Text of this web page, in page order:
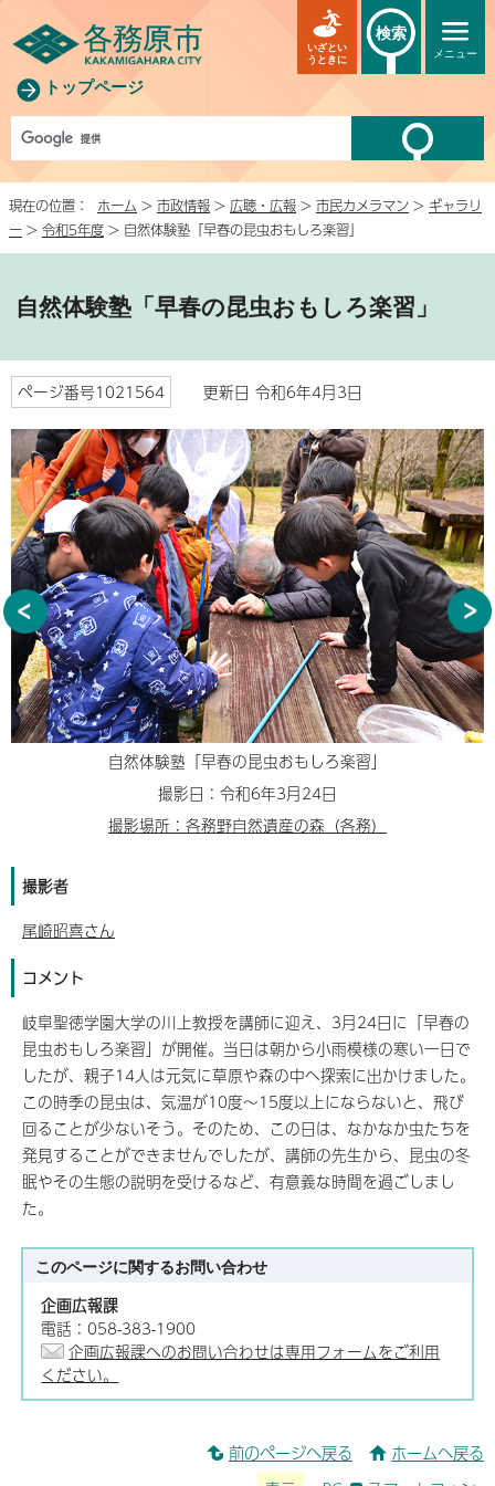
トップページ
メニュー
いざとい
うときに
検索
現在の位置： ホーム > 市政情報 > 広聴・広報 > 市民カメラマン > ギャラリ
ー > 令和5年度 > 自然体験塾「早春の昆虫おもしろ楽習」
自然体験塾「早春の昆虫おもしろ楽習」
ページ番号1021564 更新日 令和6年4月3日
自然体験塾「早春の昆虫おもしろ楽習」
撮影日：令和6年3月24日
撮影場所：各務野自然遺産の森（各務）
撮影者
尾崎昭喜さん
コメント
岐阜聖徳学園大学の川上教授を講師に迎え、3月24日に「早春の
昆虫おもしろ楽習」が開催。当日は朝から小雨模様の寒い一日で
したが、親子14人は元気に草原や森の中へ探索に出かけました。
この時季の昆虫は、気温が10度～15度以上にならないと、飛び
回ることが少ないそう。そのため、この日は、なかなか虫たちを
発見することができませんでしたが、講師の先生から、昆虫の冬
眠やその生態の説明を受けるなど、有意義な時間を過ごしまし
た。
このページに関するお問い合わせ
企画広報課
電話：058-383-1900
企画広報課へのお問い合わせは専用フォームをご利用
ください。
前のページへ戻る ホームへ戻る